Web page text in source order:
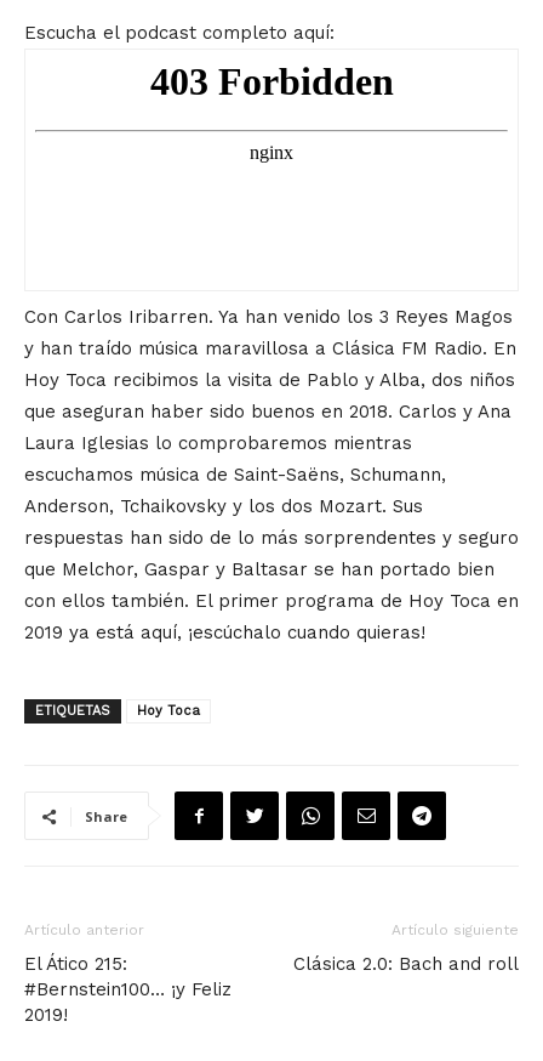
Escucha el podcast completo aquí:
Con Carlos Iribarren. Ya han venido los 3 Reyes Magos
y han traído música maravillosa a Clásica FM Radio. En
Hoy Toca recibimos la visita de Pablo y Alba, dos niños
que aseguran haber sido buenos en 2018. Carlos y Ana
Laura Iglesias lo comprobaremos mientras
escuchamos música de Saint-Saëns, Schumann,
Anderson, Tchaikovsky y los dos Mozart. Sus
respuestas han sido de lo más sorprendentes y seguro
que Melchor, Gaspar y Baltasar se han portado bien
con ellos también. El primer programa de Hoy Toca en
2019 ya está aquí, ¡escúchalo cuando quieras!
ETIQUETAS Hoy Toca
Share
Artículo anterior
El Ático 215:
#Bernstein100… ¡y Feliz
2019!
Artículo siguiente
Clásica 2.0: Bach and roll